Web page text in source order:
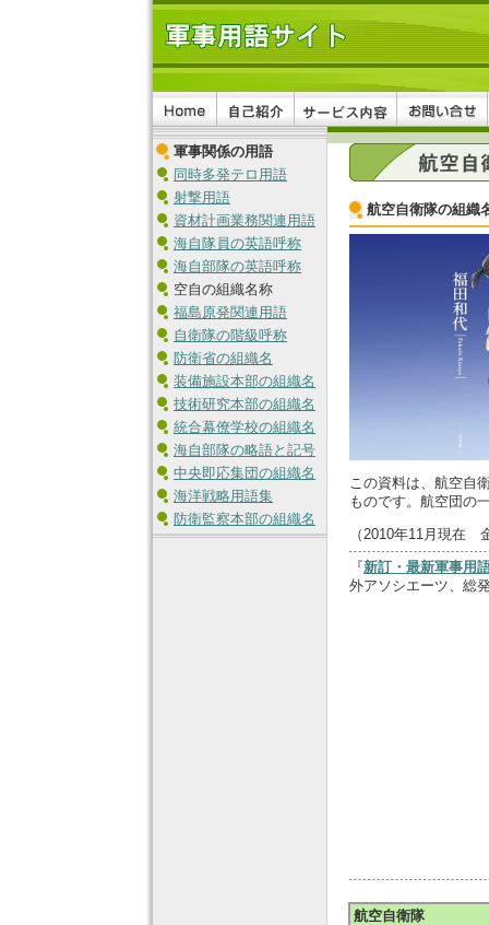
軍事関係の用語
同時多発テロ用語
射撃用語
資材計画業務関連用語
海自隊員の英語呼称
海自部隊の英語呼称
空自の組織名称
福島原発関連用語
自衛隊の階級呼称
防衛省の組織名
装備施設本部の組織名
技術研究本部の組織名
統合幕僚学校の組織名
海自部隊の略語と記号
中央即応集団の組織名
海洋戦略用語集
防衛監察本部の組織名
航空自衛隊の組織
この資料は、航空自
ものです。航空団の
（2010年11月現在
『新訂・最新軍事用
外アソシエーツ、総
航空自衛隊